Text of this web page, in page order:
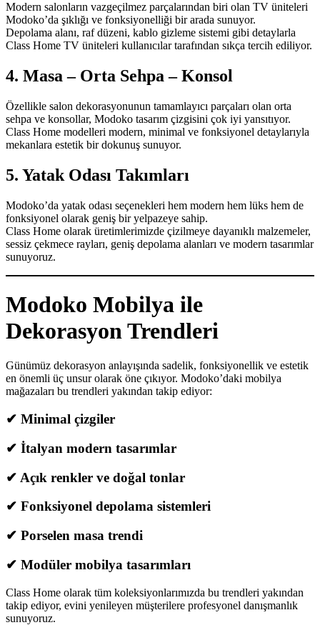
Modern salonların vazgeçilmez parçalarından biri olan TV üniteleri
Modoko’da şıklığı ve fonksiyonelliği bir arada sunuyor.
Depolama alanı, raf düzeni, kablo gizleme sistemi gibi detaylarla
Class Home TV üniteleri kullanıcılar tarafından sıkça tercih ediliyor.
4. Masa – Orta Sehpa – Konsol
Özellikle salon dekorasyonunun tamamlayıcı parçaları olan orta
sehpa ve konsollar, Modoko tasarım çizgisini çok iyi yansıtıyor.
Class Home modelleri modern, minimal ve fonksiyonel detaylarıyla
mekanlara estetik bir dokunuş sunuyor.
5. Yatak Odası Takımları
Modoko’da yatak odası seçenekleri hem modern hem lüks hem de
fonksiyonel olarak geniş bir yelpazeye sahip.
Class Home olarak üretimlerimizde çizilmeye dayanıklı malzemeler,
sessiz çekmece rayları, geniş depolama alanları ve modern tasarımlar
sunuyoruz.
Modoko Mobilya ile
Dekorasyon Trendleri
Günümüz dekorasyon anlayışında sadelik, fonksiyonellik ve estetik
en önemli üç unsur olarak öne çıkıyor. Modoko’daki mobilya
mağazaları bu trendleri yakından takip ediyor:
✔ Minimal çizgiler
✔ İtalyan modern tasarımlar
✔ Açık renkler ve doğal tonlar
✔ Fonksiyonel depolama sistemleri
✔ Porselen masa trendi
✔ Modüler mobilya tasarımları
Class Home olarak tüm koleksiyonlarımızda bu trendleri yakından
takip ediyor, evini yenileyen müşterilere profesyonel danışmanlık
sunuyoruz.